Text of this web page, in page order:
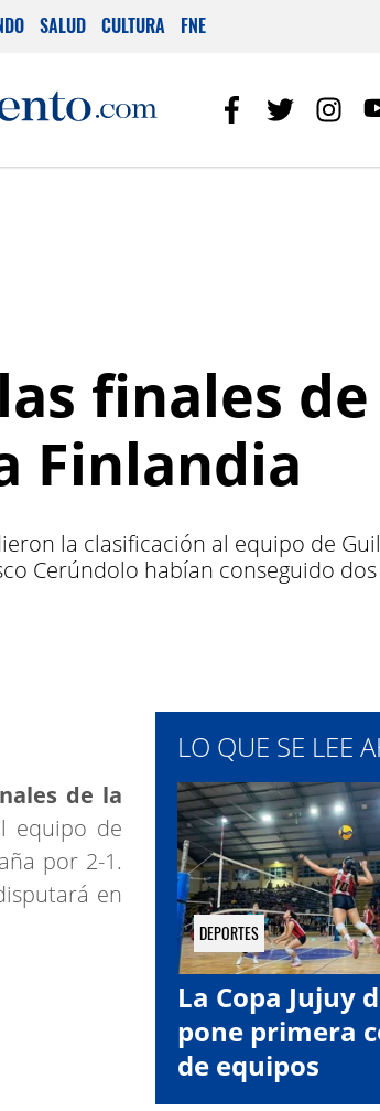
SALUD CULTURA FNE
finales
Finlandia
la clasificación al equipo de
Cerúndolo habían conseguido
de la
equipo de
por 2-1.
en
LO QUE SE LEE
DEPORTES
La Copa Jujuy
pone primera
de equipos